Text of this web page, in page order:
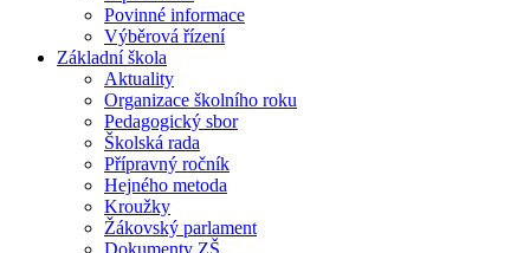
Povinné informace
Výběrová řízení
Základní škola
Aktuality
Organizace školního roku
Pedagogický sbor
Školská rada
Přípravný ročník
Hejného metoda
Kroužky
Žákovský parlament
Dokumenty ZŠ